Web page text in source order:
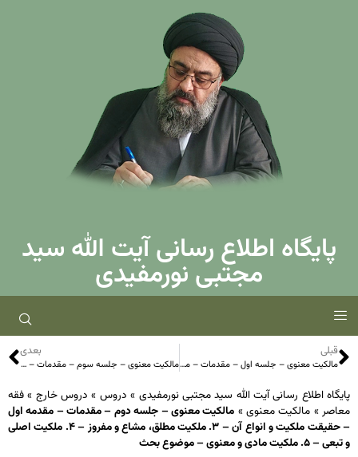
پایگاه اطلاع رسانی آیت الله سید
مجتبی نورمفیدی
قبلی
مالکیت معنوی – جلسه اول – مقدمات – مقدمه اول – حقیقت ملکیت و انواع آن – 1. ملکیت حقیقی و اعتباری – 2. ملکیت عمومی، خصوصی و دولتی
بعدی
مالکیت معنوی – جلسه سوم – مقدمات – مقدمه دوم: عنوان بحث – 1. مالکیت فکری – 2. مالکیت معنوی – 3. حقوق معنوی – نظر برگزیده: مالکیت معنوی – مقدمه سوم: منشأ مالکیت معنوی – دیدگاه اول – دیدگاه دوم
پایگاه اطلاع رسانی آیت الله سید مجتبی نورمفیدی » دروس » دروس خارج »فقه
معاصر » مالکیت معنوی» مالکیت معنوی – جلسه دوم – مقدمات – مقدمه اول
– حقیقت ملکیت و انواع آن – ۳. ملکیت مطلق، مشاع و مفروز – ۴. ملکیت اصلی
و تبعی – ۵. ملکیت مادی و معنوی – موضوع بحث